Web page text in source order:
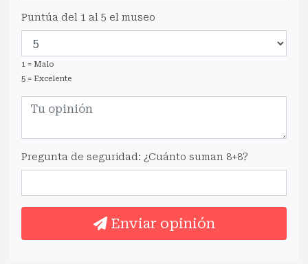
Puntúa del 1 al 5 el museo
1 = Malo
5 = Excelente
Pregunta de seguridad: ¿Cuánto suman 8+8?
Enviar opinión